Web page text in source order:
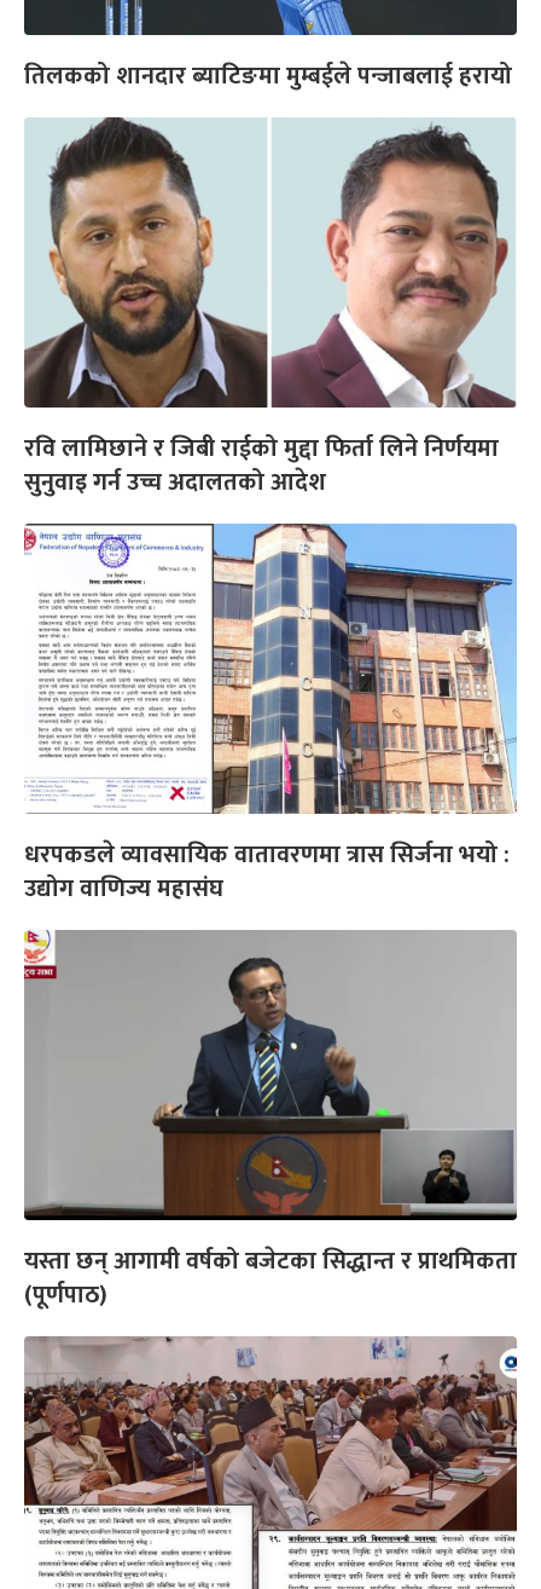
तिलकको शानदार ब्याटिङमा मुम्बईले पन्जाबलाई हरायो
रवि लामिछाने र जिबी राईको मुद्दा फिर्ता लिने निर्णयमा
सुनुवाइ गर्न उच्च अदालतको आदेश
धरपकडले व्यावसायिक वातावरणमा त्रास सिर्जना भयो :
उद्योग वाणिज्य महासंघ
यस्ता छन् आगामी वर्षको बजेटका सिद्धान्त र प्राथमिकता
(पूर्णपाठ)